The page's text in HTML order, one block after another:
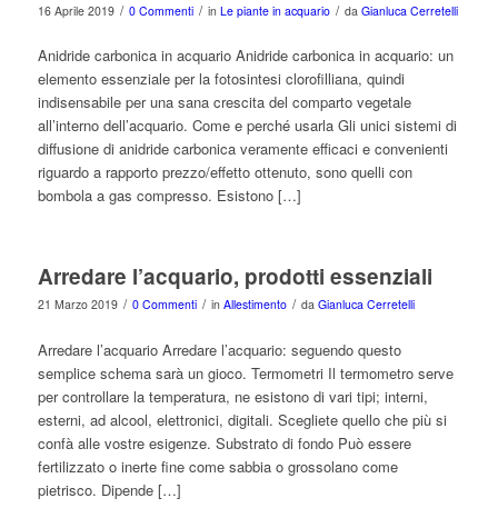
16 Aprile 2019 / 0 Commenti / in Le piante in acquario / da Gianluca Cerretelli
Anidride carbonica in acquario Anidride carbonica in acquario: un
elemento essenziale per la fotosintesi clorofilliana, quindi
indisensabile per una sana crescita del comparto vegetale
all’interno dell’acquario. Come e perché usarla Gli unici sistemi di
diffusione di anidride carbonica veramente efficaci e convenienti
riguardo a rapporto prezzo/effetto ottenuto, sono quelli con
bombola a gas compresso. Esistono […]
Arredare l’acquario, prodotti essenziali
21 Marzo 2019 / 0 Commenti / in Allestimento / da Gianluca Cerretelli
Arredare l’acquario Arredare l’acquario: seguendo questo
semplice schema sarà un gioco. Termometri Il termometro serve
per controllare la temperatura, ne esistono di vari tipi; interni,
esterni, ad alcool, elettronici, digitali. Scegliete quello che più si
confà alle vostre esigenze. Substrato di fondo Può essere
fertilizzato o inerte fine come sabbia o grossolano come
pietrisco. Dipende […]